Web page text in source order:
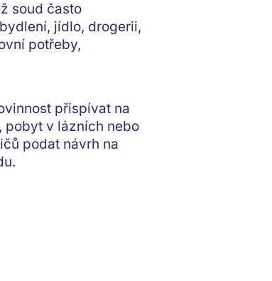
soud často
jídlo, drogerii,
potřeby,
přispívat na
pobyt v lázních nebo
podat návrh na